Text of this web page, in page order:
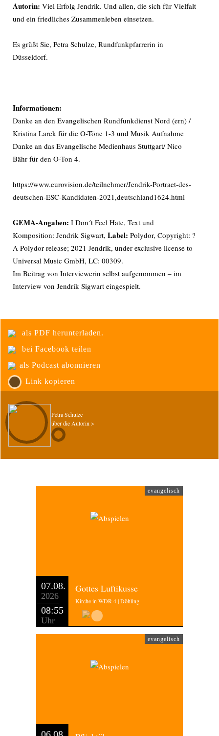
Autorin: Viel Erfolg Jendrik. Und allen, die sich für Vielfalt
und ein friedliches Zusammenleben einsetzen.
Es grüßt Sie, Petra Schulze, Rundfunkpfarrerin in
Düsseldorf.
Informationen:
Danke an den Evangelischen Rundfunkdienst Nord (ern) /
Kristina Larek für die O-Töne 1-3 und Musik Aufnahme
Danke an das Evangelische Medienhaus Stuttgart/ Nico
Bähr für den O-Ton 4.
https://www.eurovision.de/teilnehmer/Jendrik-Portraet-des-
deutschen-ESC-Kandidaten-2021,deutschland1624.html
GEMA-Angaben: I Don´t Feel Hate, Text und
Komposition: Jendrik Sigwart, Label: Polydor, Copyright: ?
A Polydor release; 2021 Jendrik, under exclusive license to
Universal Music GmbH, LC: 00309.
Im Beitrag von Interviewerin selbst aufgenommen – im
Interview von Jendrik Sigwart eingespielt.
als PDF herunterladen.
bei Facebook teilen
als Podcast abonnieren
Link kopieren
Petra Schulze
über die Autorin >
evangelisch
07.08.
2026
08:55
Uhr
Gottes Luftikusse
Kirche in WDR 4 | Döhling
evangelisch